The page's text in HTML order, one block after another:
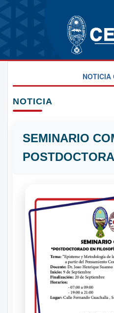
NOTICIA
NOTICIA
SEMINARIO